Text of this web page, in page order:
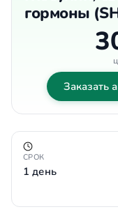
гормоны
Заказать
СРОК
1 день